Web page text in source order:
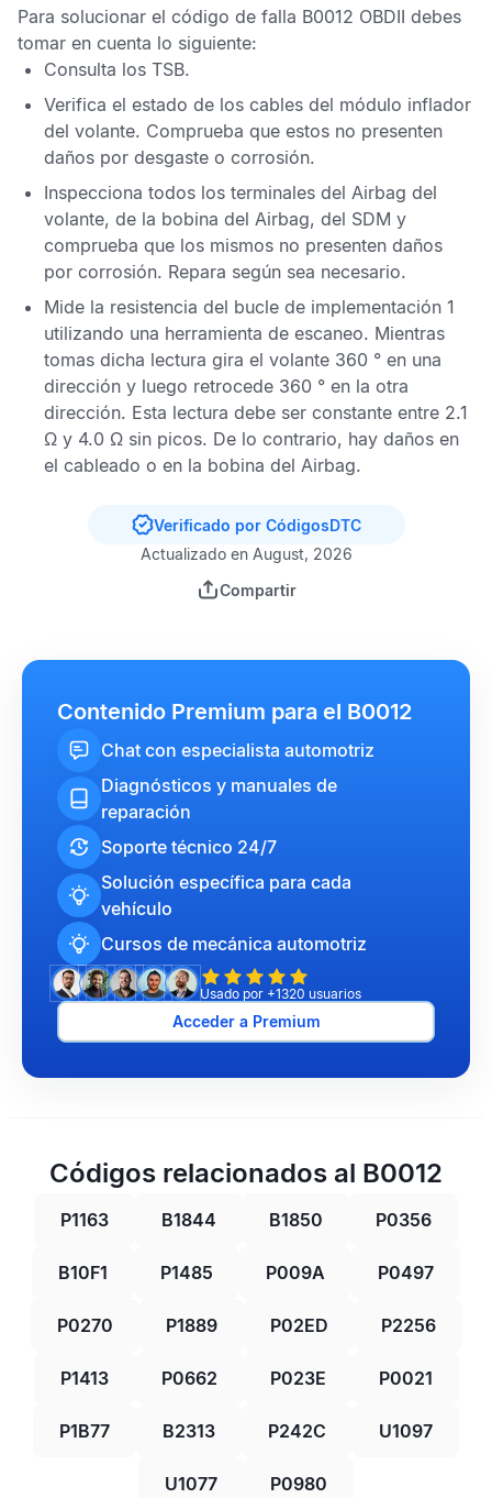
Para solucionar el código de falla B0012 OBDII debes
tomar en cuenta lo siguiente:
Consulta los TSB.
Verifica el estado de los cables del módulo inflador
del volante. Comprueba que estos no presenten
daños por desgaste o corrosión.
Inspecciona todos los terminales del Airbag del
volante, de la bobina del Airbag, del SDM y
comprueba que los mismos no presenten daños
por corrosión. Repara según sea necesario.
Mide la resistencia del bucle de implementación 1
utilizando una herramienta de escaneo. Mientras
tomas dicha lectura gira el volante 360 ° en una
dirección y luego retrocede 360 ° en la otra
dirección. Esta lectura debe ser constante entre 2.1
Ω y 4.0 Ω sin picos. De lo contrario, hay daños en
el cableado o en la bobina del Airbag.
Verificado por CódigosDTC
Actualizado en August, 2026
Compartir
Contenido Premium para el B0012
Chat con especialista automotriz
Diagnósticos y manuales de
reparación
Soporte técnico 24/7
Solución específica para cada
vehículo
Cursos de mecánica automotriz
Usado por +1320 usuarios
Acceder a Premium
Códigos relacionados al B0012
P1163 B1844 B1850 P0356
B10F1 P1485 P009A P0497
P0270 P1889 P02ED P2256
P1413 P0662 P023E P0021
P1B77 B2313 P242C U1097
U1077 P0980